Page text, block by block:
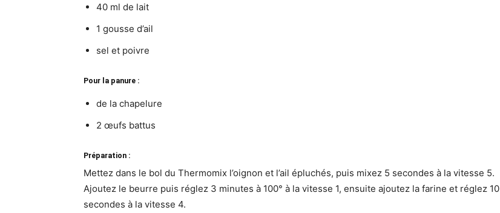
40 ml de lait
1 gousse d’ail
sel et poivre
Pour la panure :
de la chapelure
2 œufs battus
Préparation :
Mettez dans le bol du Thermomix l’oignon et l’ail épluchés, puis mixez 5 secondes à la vitesse 5.
Ajoutez le beurre puis réglez 3 minutes à 100° à la vitesse 1, ensuite ajoutez la farine et réglez 10
secondes à la vitesse 4.